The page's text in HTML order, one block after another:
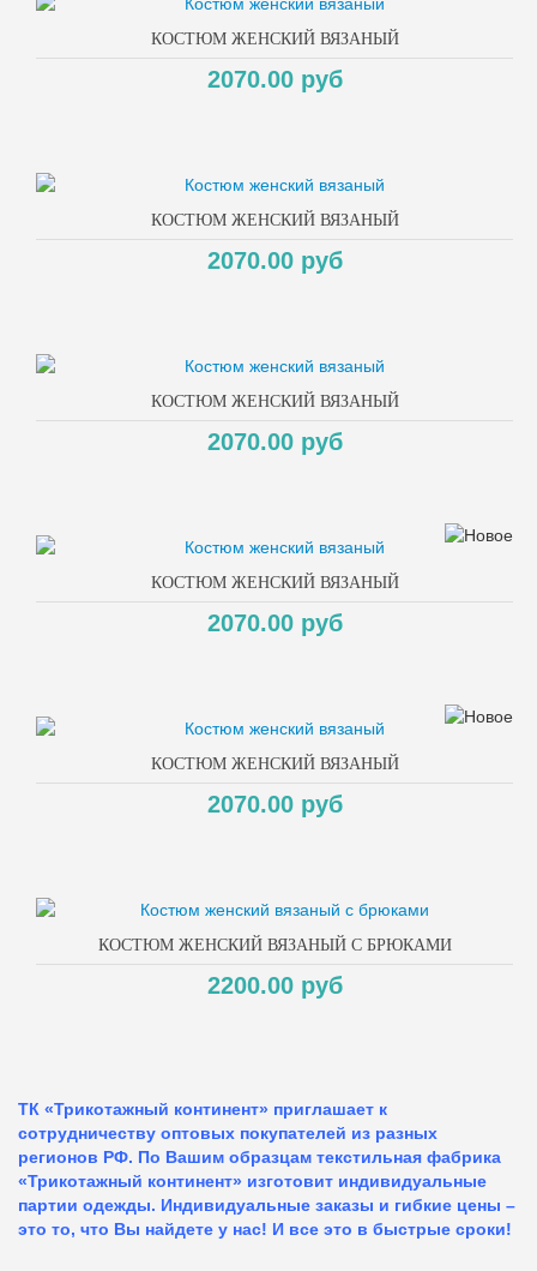
КОСТЮМ ЖЕНСКИЙ ВЯЗАНЫЙ
2070.00 руб
КОСТЮМ ЖЕНСКИЙ ВЯЗАНЫЙ
2070.00 руб
КОСТЮМ ЖЕНСКИЙ ВЯЗАНЫЙ
2070.00 руб
КОСТЮМ ЖЕНСКИЙ ВЯЗАНЫЙ
2070.00 руб
КОСТЮМ ЖЕНСКИЙ ВЯЗАНЫЙ
2070.00 руб
КОСТЮМ ЖЕНСКИЙ ВЯЗАНЫЙ С БРЮКАМИ
2200.00 руб
ТК «Трикотажный континент» приглашает к
сотрудничеству оптовых покупателей из разных
регионов РФ. По Вашим образцам текстильная фабрика
«Трикотажный континент» изготовит индивидуальные
партии одежды. Индивидуальные заказы и гибкие цены –
это то, что Вы найдете у нас! И все это в быстрые сроки!